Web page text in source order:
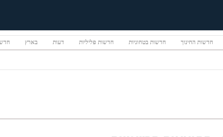
חדשות החינוך חדשות בטחוניות חדשות פליליות דעות בארץ